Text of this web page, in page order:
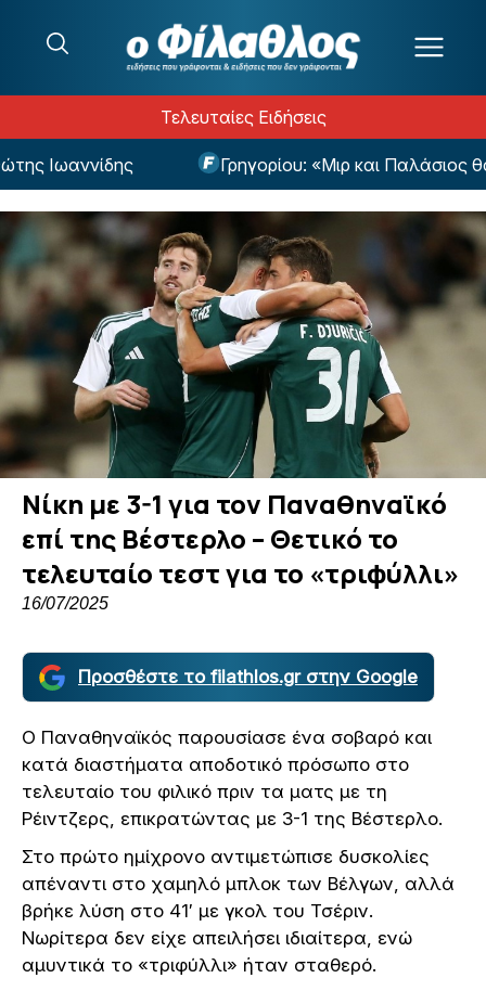
Τελευταίες Ειδήσεις
Ιωαννίδης Γρηγορίου: «Μιρ και Παλάσιος θα
Νίκη με 3-1 για τον Παναθηναϊκό
επί της Βέστερλο – Θετικό το
τελευταίο τεστ για το «τριφύλλι»
16/07/2025
Προσθέστε το filathlos.gr στην Google
Ο Παναθηναϊκός παρουσίασε ένα σοβαρό και
κατά διαστήματα αποδοτικό πρόσωπο στο
τελευταίο του φιλικό πριν τα ματς με τη
Ρέιντζερς, επικρατώντας με 3-1 της Βέστερλο.
Στο πρώτο ημίχρονο αντιμετώπισε δυσκολίες
απέναντι στο χαμηλό μπλοκ των Βέλγων, αλλά
βρήκε λύση στο 41′ με γκολ του Τσέριν.
Νωρίτερα δεν είχε απειλήσει ιδιαίτερα, ενώ
αμυντικά το «τριφύλλι» ήταν σταθερό.